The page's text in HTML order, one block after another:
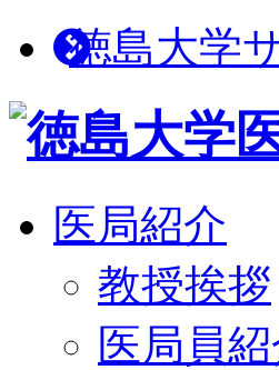
徳島大学
医局紹介
教授挨拶
医局員